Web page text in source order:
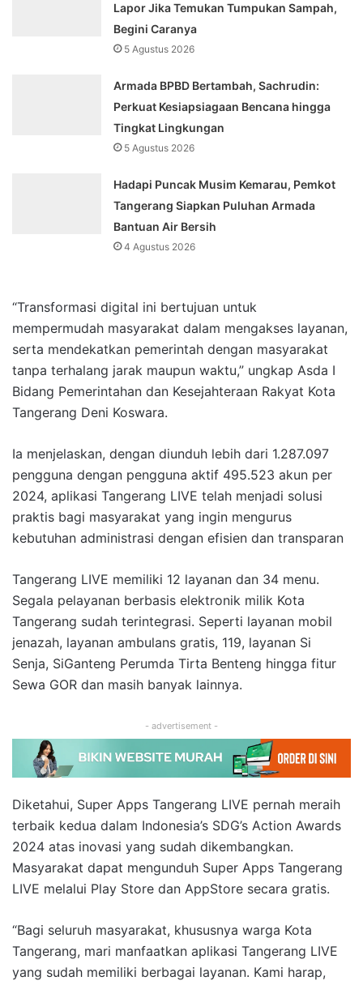
Lapor Jika Temukan Tumpukan Sampah,
Begini Caranya
5 Agustus 2026
Armada BPBD Bertambah, Sachrudin:
Perkuat Kesiapsiagaan Bencana hingga
Tingkat Lingkungan
5 Agustus 2026
Hadapi Puncak Musim Kemarau, Pemkot
Tangerang Siapkan Puluhan Armada
Bantuan Air Bersih
4 Agustus 2026
“Transformasi digital ini bertujuan untuk
mempermudah masyarakat dalam mengakses layanan,
serta mendekatkan pemerintah dengan masyarakat
tanpa terhalang jarak maupun waktu,” ungkap Asda I
Bidang Pemerintahan dan Kesejahteraan Rakyat Kota
Tangerang Deni Koswara.
Ia menjelaskan, dengan diunduh lebih dari 1.287.097
pengguna dengan pengguna aktif 495.523 akun per
2024, aplikasi Tangerang LIVE telah menjadi solusi
praktis bagi masyarakat yang ingin mengurus
kebutuhan administrasi dengan efisien dan transparan
Tangerang LIVE memiliki 12 layanan dan 34 menu.
Segala pelayanan berbasis elektronik milik Kota
Tangerang sudah terintegrasi. Seperti layanan mobil
jenazah, layanan ambulans gratis, 119, layanan Si
Senja, SiGanteng Perumda Tirta Benteng hingga fitur
Sewa GOR dan masih banyak lainnya.
- advertisement -
Diketahui, Super Apps Tangerang LIVE pernah meraih
terbaik kedua dalam Indonesia’s SDG’s Action Awards
2024 atas inovasi yang sudah dikembangkan.
Masyarakat dapat mengunduh Super Apps Tangerang
LIVE melalui Play Store dan AppStore secara gratis.
“Bagi seluruh masyarakat, khususnya warga Kota
Tangerang, mari manfaatkan aplikasi Tangerang LIVE
yang sudah memiliki berbagai layanan. Kami harap,